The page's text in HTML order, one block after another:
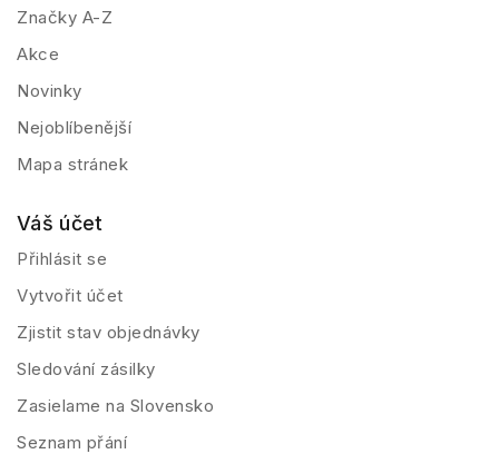
Značky A-Z
Akce
Novinky
Nejoblíbenější
Mapa stránek
Váš účet
Přihlásit se
Vytvořit účet
Zjistit stav objednávky
Sledování zásilky
Zasielame na Slovensko
Seznam přání